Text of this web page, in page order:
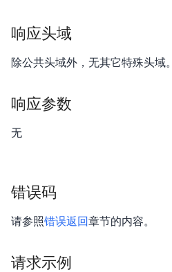
响应头域
除公共头域外，无其它特殊头域。
响应参数
无
错误码
请参照错误返回章节的内容。
请求示例